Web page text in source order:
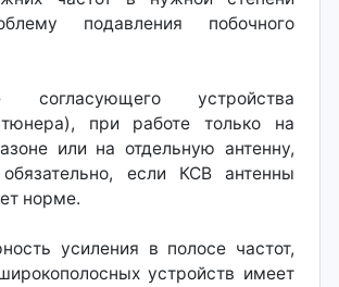
подавления побочного
согласующего устройства
тюнера), при работе только на
или на отдельную антенну,
если КСВ антенны
норме.
усиления в полосе частот,
устройств имеет